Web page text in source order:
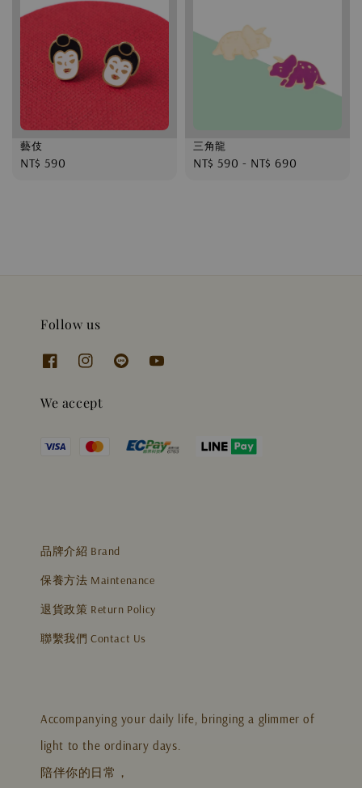
藝伎
Regular
NT$ 590
三角龍
Regular
NT$ 590 - NT$ 690
Follow us
We accept
品牌介紹 Brand
保養方法 Maintenance
退貨政策 Return Policy
聯繫我們 Contact Us
Accompanying your daily life, bringing a glimmer of
light to the ordinary days.
陪伴你的日常，